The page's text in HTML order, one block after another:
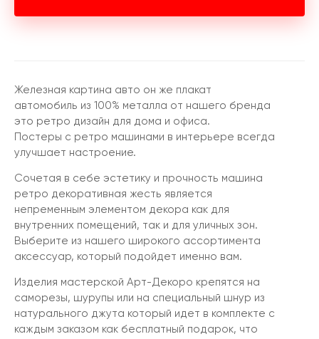
Железная картина авто он же плакат
автомобиль из 100% металла от нашего бренда
это ретро дизайн для дома и офиса.
Постеры с ретро машинами в интерьере всегда
улучшает настроение.
Сочетая в себе эстетику и прочность машина
ретро декоративная жесть является
непременным элементом декора как для
внутренних помещений, так и для уличных зон.
Выберите из нашего широкого ассортимента
аксессуар, который подойдет именно вам.
Изделия мастерской Арт-Декоро крепятся на
саморезы, шурупы или на специальный шнур из
натурального джута который идет в комплекте с
каждым заказом как бесплатный подарок, что